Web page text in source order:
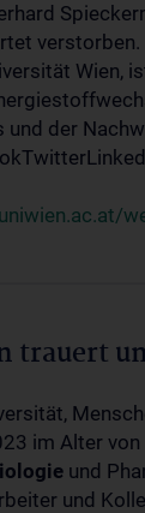
Wien,
und der
trauert
im Alter
und
und